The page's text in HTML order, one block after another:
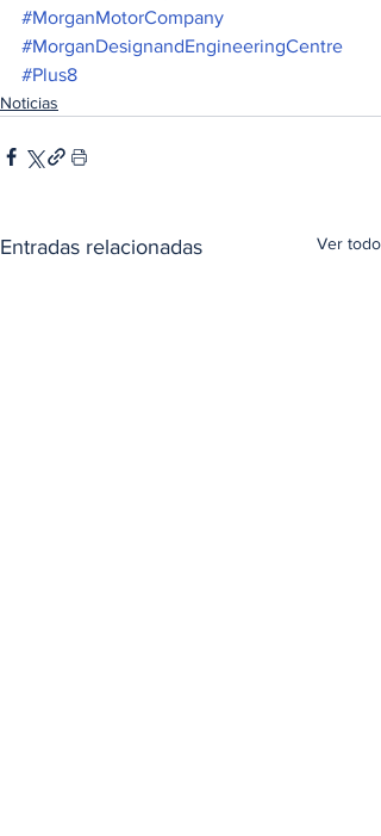
#MorganMotorCompany
#MorganDesignandEngineeringCentre
#Plus8
Noticias
Entradas relacionadas Ver todo